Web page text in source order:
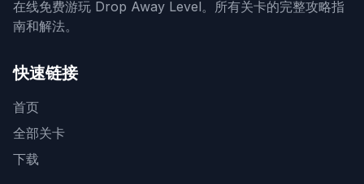
在线免费游玩 Drop Away Level。所有关卡的完整攻略指
南和解法。
快速链接
首页
全部关卡
下载